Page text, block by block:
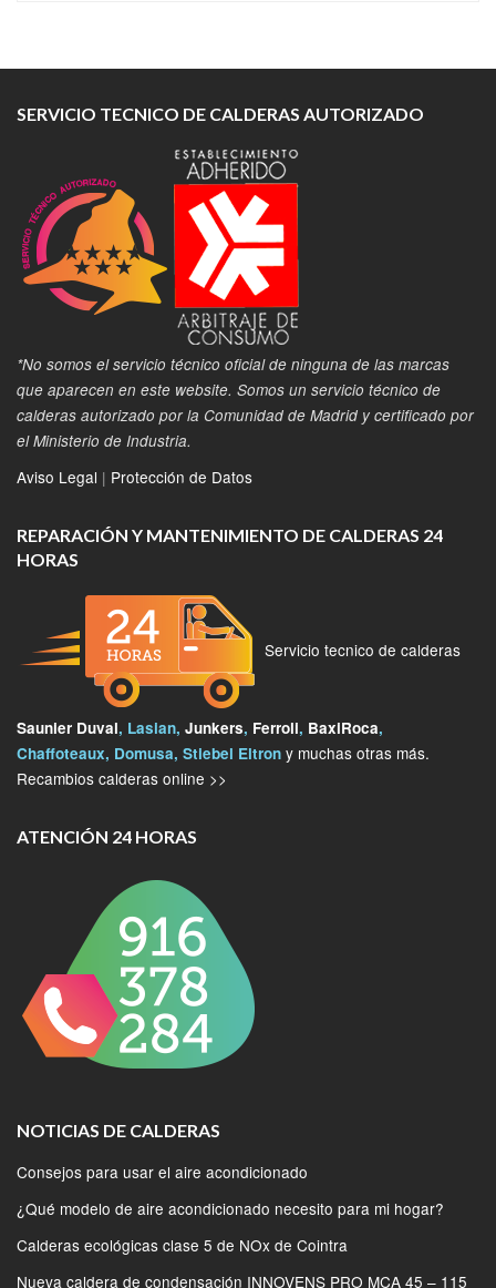
SERVICIO TECNICO DE CALDERAS AUTORIZADO
*No somos el servicio técnico oficial de ninguna de las marcas
que aparecen en este website. Somos un servicio técnico de
calderas autorizado por la Comunidad de Madrid y certificado por
el Ministerio de Industria.
Aviso Legal | Protección de Datos
REPARACIÓN Y MANTENIMIENTO DE CALDERAS 24
HORAS
Servicio tecnico de calderas
Saunier Duval, Lasian, Junkers, Ferroli, BaxiRoca,
Chaffoteaux, Domusa, Stiebel Eltron y muchas otras más.
Recambios calderas online >>
ATENCIÓN 24 HORAS
NOTICIAS DE CALDERAS
Consejos para usar el aire acondicionado
¿Qué modelo de aire acondicionado necesito para mi hogar?
Calderas ecológicas clase 5 de NOx de Cointra
Nueva caldera de condensación INNOVENS PRO MCA 45 – 115